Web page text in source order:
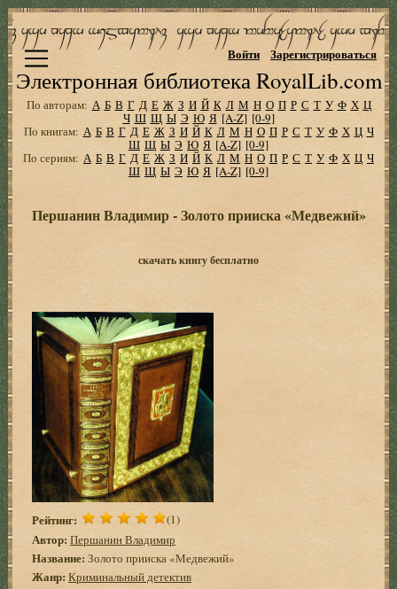
Электронная библиотека RoyalLib.com
Войти Зарегистрироваться
По авторам: А Б В Г Д Е Ж З И Й К Л М Н О П Р С Т У Ф Х Ц
Ч Ш Щ Ы Э Ю Я [A-Z] [0-9]
По книгам: А Б В Г Д Е Ж З И Й К Л М Н О П Р С Т У Ф Х Ц Ч
Ш Щ Ы Э Ю Я [A-Z] [0-9]
По сериям: А Б В Г Д Е Ж З И Й К Л М Н О П Р С Т У Ф Х Ц Ч
Ш Щ Ы Э Ю Я [A-Z] [0-9]
Першанин Владимир - Золото прииска «Медвежий»
скачать книгу бесплатно
Рейтинг: (1)
Автор: Першанин Владимир
Название: Золото прииска «Медвежий»
Жанр: Криминальный детектив